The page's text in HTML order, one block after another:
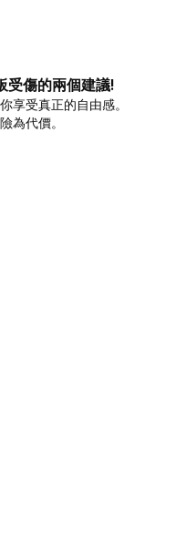
受傷的兩個建議!
享受真正的自由感。
為代價。